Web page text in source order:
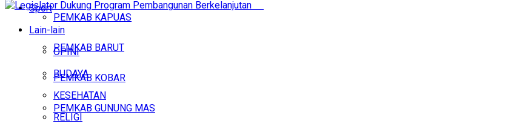
Sport
Lain-lain
OPINI
BUDAYA
KESEHATAN
RELIGI
PEMKAB KAPUAS
PEMKAB BARUT
PEMKAB KOBAR
PEMKAB GUNUNG MAS